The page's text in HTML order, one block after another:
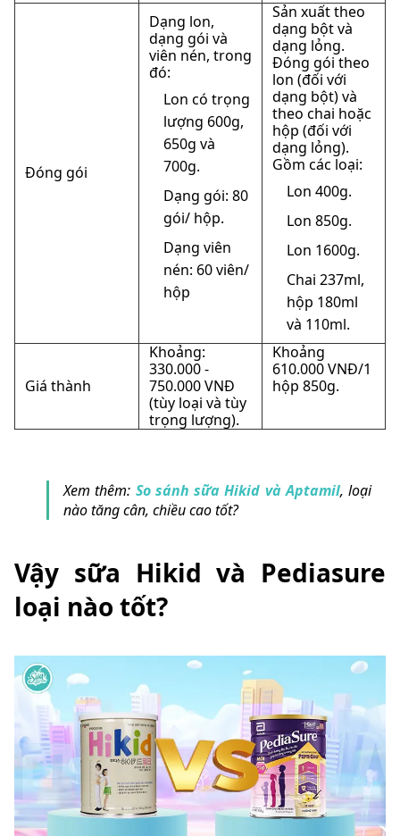
Đóng gói
Dạng lon,
dạng gói và
viên nén, trong
đó:
Lon có trọng
lượng 600g,
650g và
700g.
Dạng gói: 80
gói/ hộp.
Dạng viên
nén: 60 viên/
hộp
Sản xuất theo
dạng bột và
dạng lỏng.
Đóng gói theo
lon (đối với
dạng bột) và
theo chai hoặc
hộp (đối với
dạng lỏng).
Gồm các loại:
Lon 400g.
Lon 850g.
Lon 1600g.
Chai 237ml,
hộp 180ml
và 110ml.
Giá thành
Khoảng:
330.000 -
750.000 VNĐ
(tùy loại và tùy
trọng lượng).
Khoảng
610.000 VNĐ/1
hộp 850g.
Xem thêm: So sánh sữa Hikid và Aptamil, loại
nào tăng cân, chiều cao tốt?
Vậy sữa Hikid và Pediasure
loại nào tốt?